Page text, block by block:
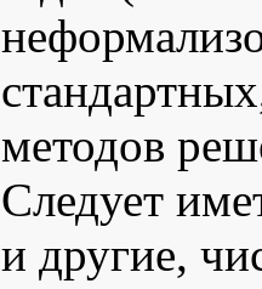
методов
Следует
и другие,